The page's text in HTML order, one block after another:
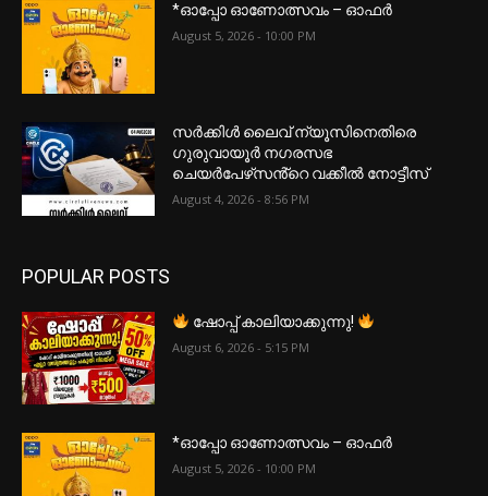
*ഓപ്പോ ഓണോത്സവം – ഓഫർ
August 5, 2026 - 10:00 PM
സർക്കിൾ ലൈവ് ന്യൂസിനെതിരെ
ഗുരുവായൂർ നഗരസഭ
ചെയർപേഴ്‌സൻ്റെ വക്കീൽ നോട്ടീസ്
August 4, 2026 - 8:56 PM
POPULAR POSTS
ഷോപ്പ് കാലിയാക്കുന്നു!
August 6, 2026 - 5:15 PM
*ഓപ്പോ ഓണോത്സവം – ഓഫർ
August 5, 2026 - 10:00 PM